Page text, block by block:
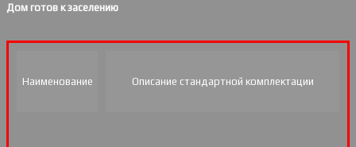
Дом готов к заселению
Наименование Описание стандартной комплектации